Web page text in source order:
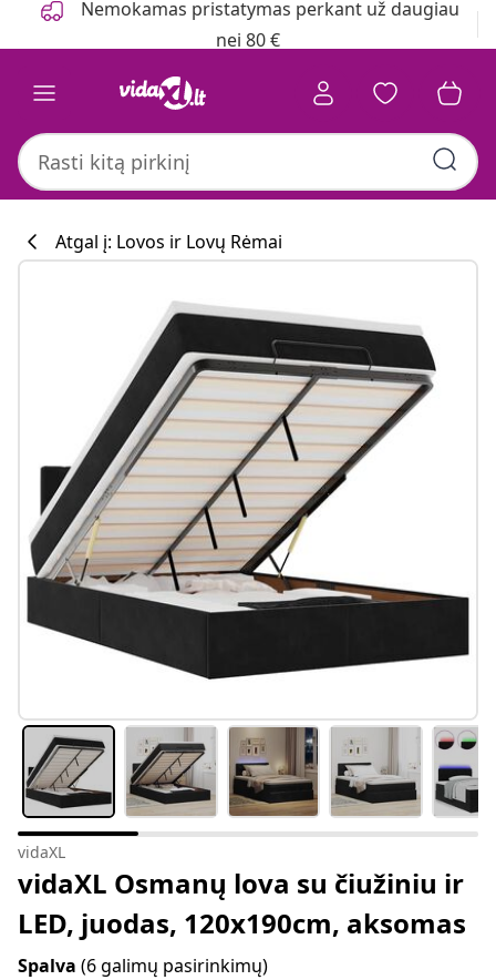
Nemokamas pristatymas perkant už daugiau
nei 80 €
Atgal į: Lovos ir Lovų Rėmai
vidaXL
vidaXL Osmanų lova su čiužiniu ir
LED, juodas, 120x190cm, aksomas
Spalva (6 galimų pasirinkimų)